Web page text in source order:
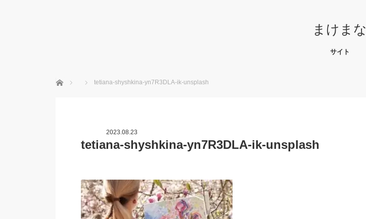
まけまな
サイト
ホーム tetiana-shyshkina-yn7R3DLA-ik-unsplash
2023.08.23
tetiana-shyshkina-yn7R3DLA-ik-unsplash